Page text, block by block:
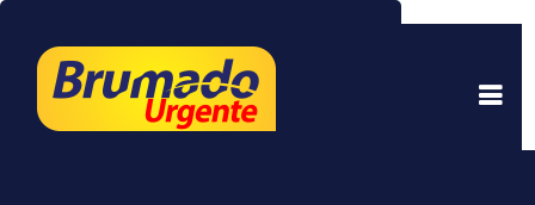
experiência. Ao continuar a navegar, você está
de acordo com isso.Saber mais.